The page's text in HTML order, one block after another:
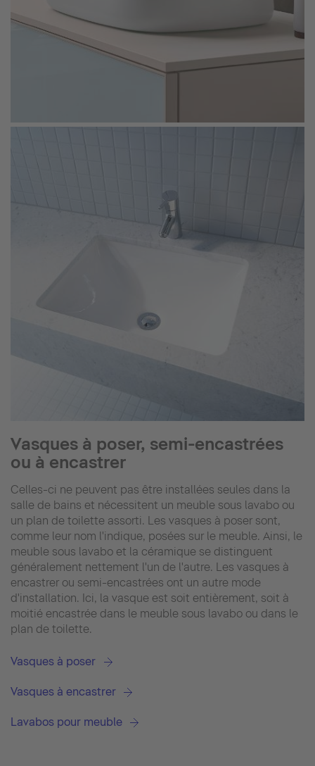
Vasques à poser, semi-encastrées
ou à encastrer
Celles-ci ne peuvent pas être installées seules dans la
salle de bains et nécessitent un meuble sous lavabo ou
un plan de toilette assorti. Les vasques à poser sont,
comme leur nom l'indique, posées sur le meuble. Ainsi, le
meuble sous lavabo et la céramique se distinguent
généralement nettement l'un de l'autre. Les vasques à
encastrer ou semi-encastrées ont un autre mode
d'installation. Ici, la vasque est soit entièrement, soit à
moitié encastrée dans le meuble sous lavabo ou dans le
plan de toilette.
Vasques à poser
Vasques à encastrer
Lavabos pour meuble